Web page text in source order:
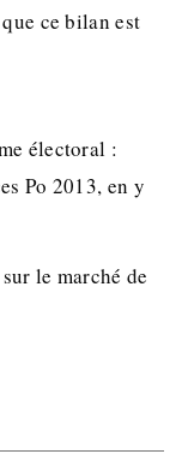
ce bilan est
électoral :
Po 2013, en y
le marché de